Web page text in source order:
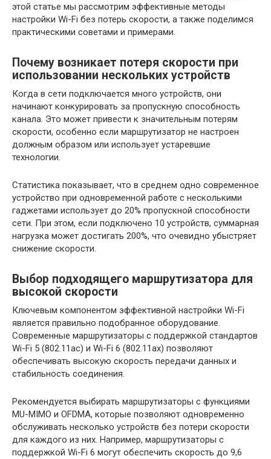
этой статье мы рассмотрим эффективные методы
настройки Wi-Fi без потерь скорости, а также поделимся
практическими советами и примерами.
Почему возникает потеря скорости при
использовании нескольких устройств
Когда в сети подключается много устройств, они
начинают конкурировать за пропускную способность
канала. Это может привести к значительным потерям
скорости, особенно если маршрутизатор не настроен
должным образом или использует устаревшие
технологии.
Статистика показывает, что в среднем одно современное
устройство при одновременной работе с несколькими
гаджетами использует до 20% пропускной способности
сети. При этом, если подключено 10 устройств, суммарная
нагрузка может достигать 200%, что очевидно убыстряет
снижение скорости.
Выбор подходящего маршрутизатора для
высокой скорости
Ключевым компонентом эффективной настройки Wi-Fi
является правильно подобранное оборудование.
Современные маршрутизаторы с поддержкой стандартов
Wi-Fi 5 (802.11ac) и Wi-Fi 6 (802.11ax) позволяют
обеспечивать высокую скорость передачи данных и
стабильность соединения.
Рекомендуется выбирать маршрутизаторы с функциями
MU-MIMO и OFDMA, которые позволяют одновременно
обслуживать несколько устройств без потери скорости
для каждого из них. Например, маршрутизаторы с
поддержкой Wi-Fi 6 могут обеспечить скорость до 9,6